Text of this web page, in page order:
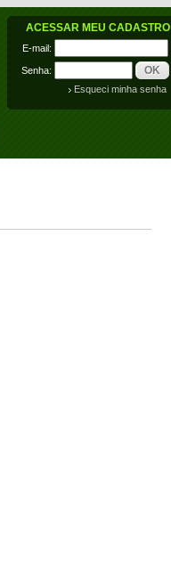
ACESSAR MEU CADASTRO
E-mail:
Senha: OK
Esqueci minha senha